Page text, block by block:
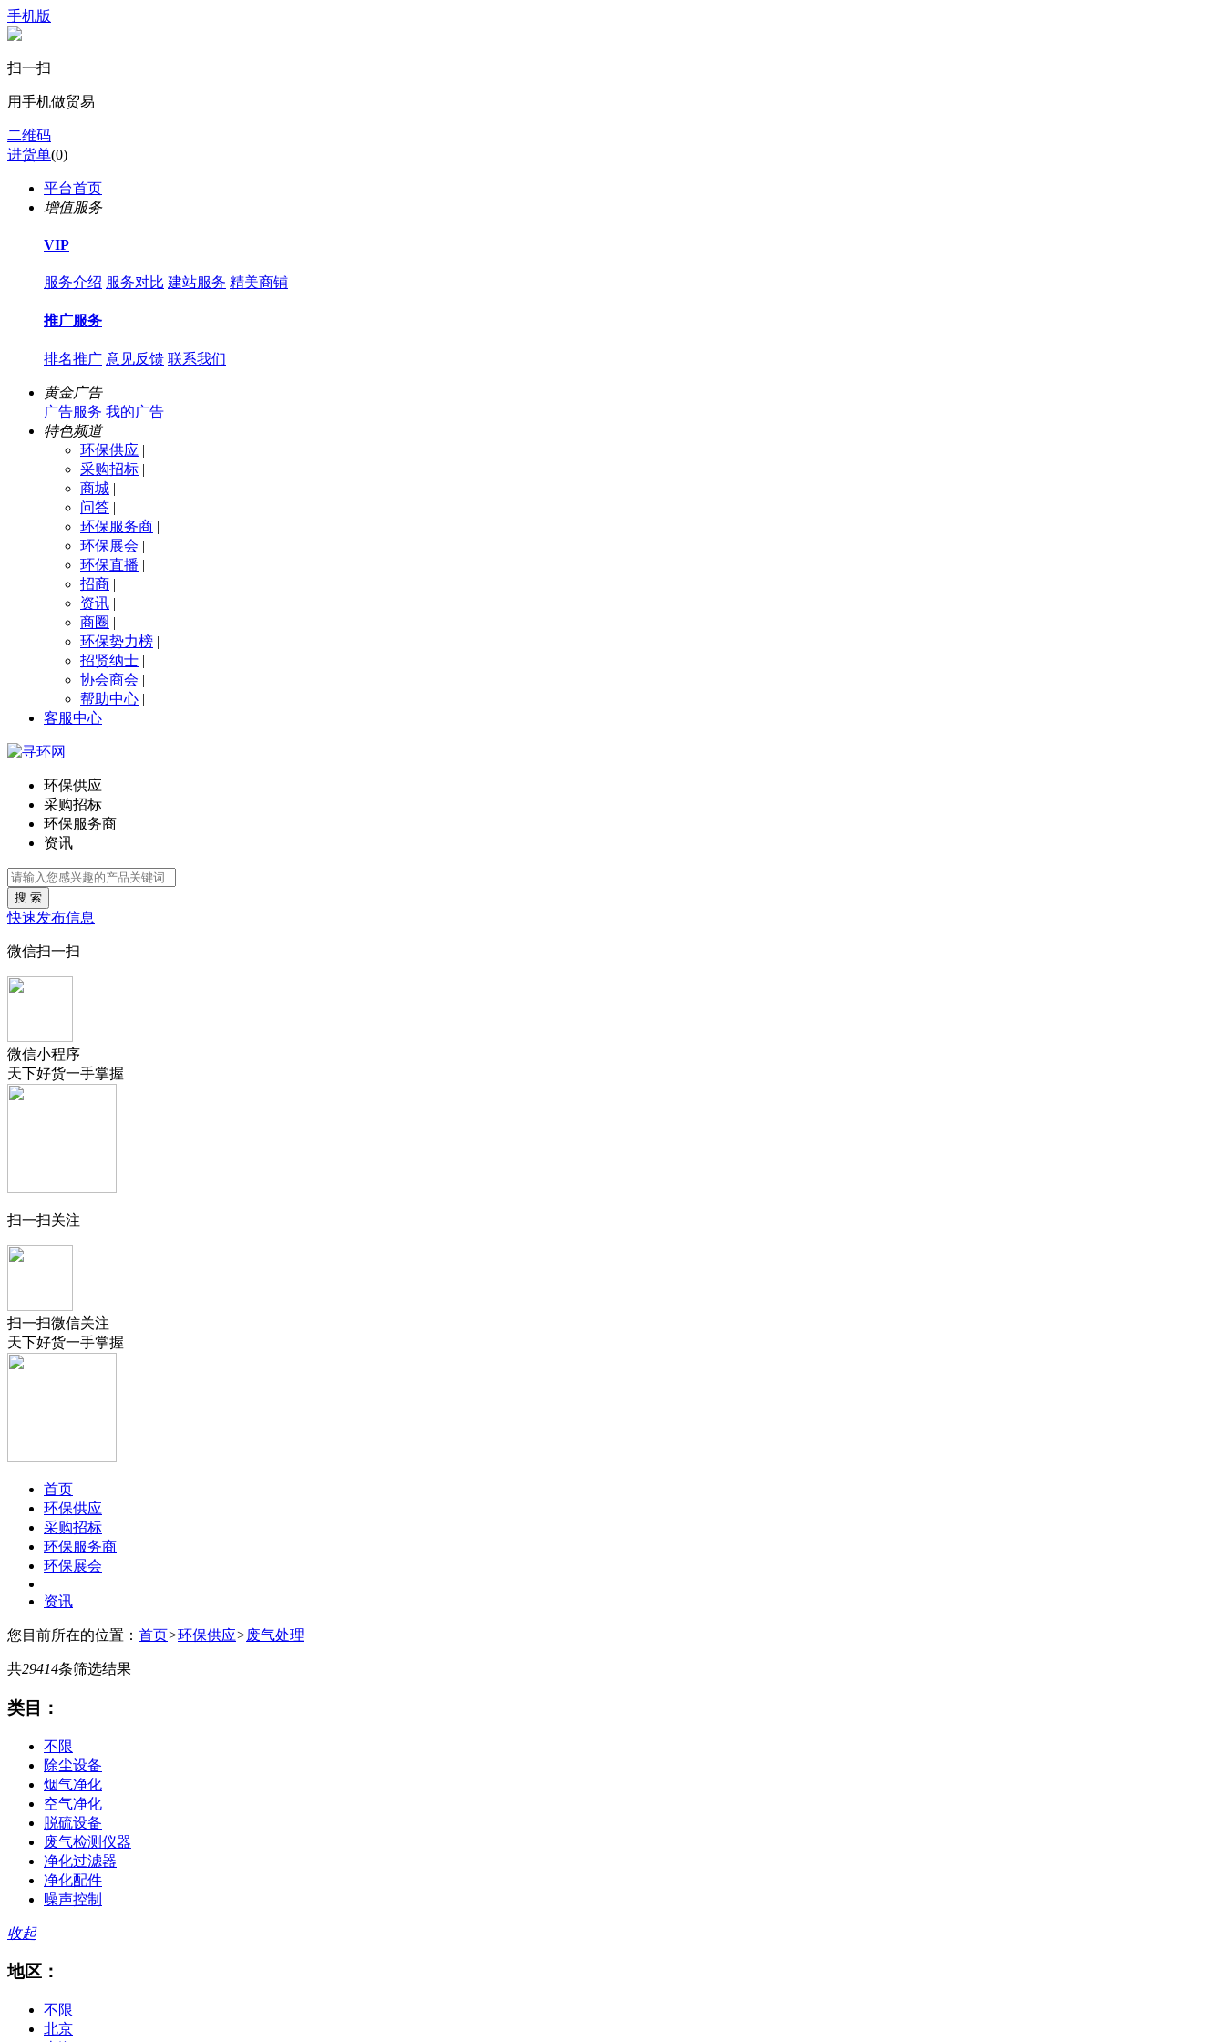
手机版
扫一扫
用手机做贸易
二维码
进货单(0)
平台首页
增值服务
VIP
服务介绍 服务对比 建站服务 精美商铺
推广服务
排名推广 意见反馈 联系我们
黄金广告
广告服务 我的广告
特色频道
环保供应 |
采购招标 |
商城 |
问答 |
环保服务商 |
环保展会 |
环保直播 |
招商 |
资讯 |
商圈 |
环保势力榜 |
招贤纳士 |
协会商会 |
帮助中心 |
客服中心
环保供应
采购招标
环保服务商
资讯
搜 索
快速发布信息
微信扫一扫
微信小程序
天下好货一手掌握
扫一扫关注
扫一扫微信关注
天下好货一手掌握
首页
环保供应
采购招标
环保服务商
环保展会
资讯
您目前所在的位置： 首页>环保供应>废气处理
共29414条筛选结果
类目：
不限
除尘设备
烟气净化
空气净化
脱硫设备
废气检测仪器
净化过滤器
净化配件
噪声控制
收起
地区：
不限
北京